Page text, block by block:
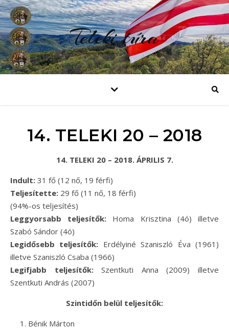
Teleki túra
14. TELEKI 20 – 2018
14. TELEKI 20 – 2018. ÁPRILIS 7.
Indult: 31 fő (12 nő, 19 férfi)
Teljesítette: 29 fő (11 nő, 18 férfi)
(94%-os teljesítés)
Leggyorsabb teljesítők: Homa Krisztina (4ó) illetve
Szabó Sándor (4ó)
Legidősebb teljesítők: Erdélyiné Szaniszló Éva (1961)
illetve Szaniszló Csaba (1966)
Legifjabb teljesítők:Szentkuti Anna (2009) illetve
Szentkuti András (2007)
Szintidőn belül teljesítők:
Bénik Márton